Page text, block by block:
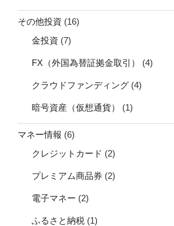
その他投資 (16)
金投資 (7)
FX（外国為替証拠金取引） (4)
クラウドファンディング (4)
暗号資産（仮想通貨） (1)
マネー情報 (6)
クレジットカード (2)
プレミアム商品券 (2)
電子マネー (2)
ふるさと納税 (1)